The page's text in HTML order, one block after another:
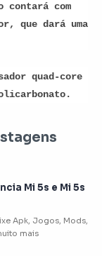
contará com
que dará uma
quad-core
Mi 5s e Mi 5s